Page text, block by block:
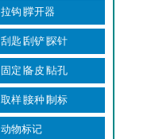
拉钩∣撑开器
刮匙∣刮铲∣探针
固定∣备皮∣钻孔
取样∣接种∣制标
动物标记